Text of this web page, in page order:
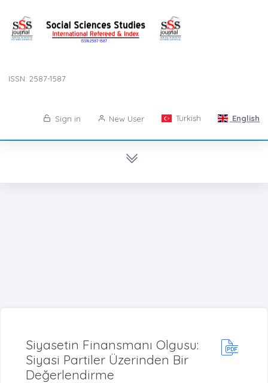
ISSN: 2587-1587
Sign in New User Turkish English
Siyasetin Finansmanı Olgusu:
Siyasi Partiler Üzerinden Bir
Değerlendirme